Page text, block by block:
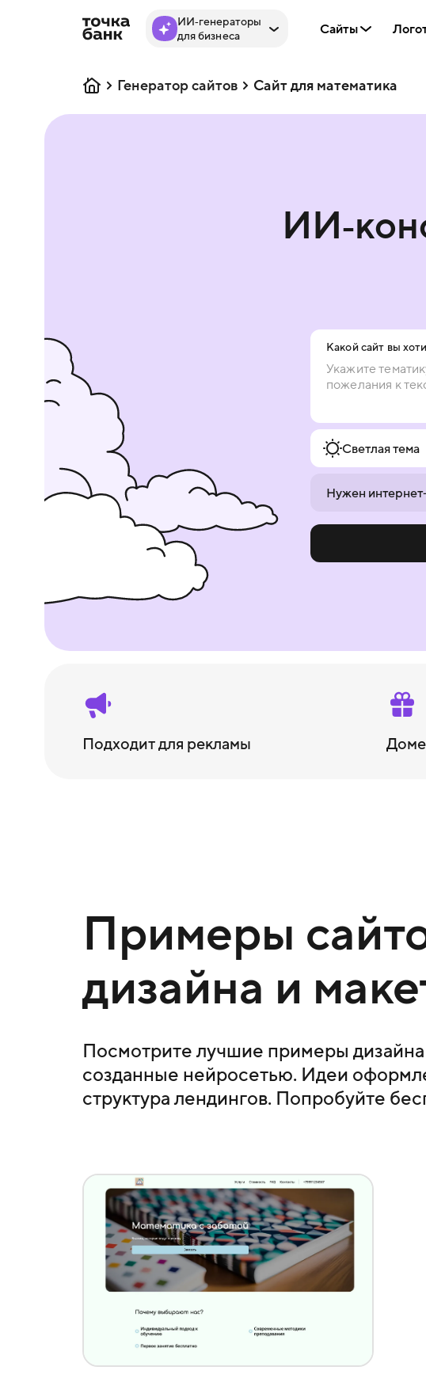
ИИ‑генераторы
для бизнеса
Сайты
Генератор сайтов Сайт для математика
Какой сайт вы
Светлая тема
Нужен
Подходит для рекламы
Примеры
дизайна и
Посмотрите лучшие примеры дизайна
созданные нейросетью. Идеи
структура лендингов. Попробуйте